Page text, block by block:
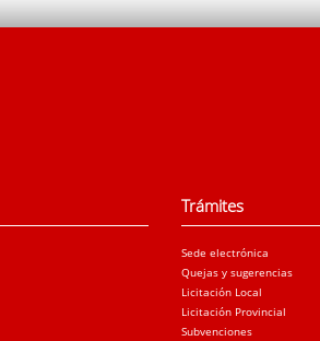
Trámites
Sede electrónica
Quejas y sugerencias
Licitación Local
Licitación Provincial
Subvenciones